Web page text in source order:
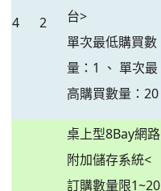
4 2
台>
單次最低購買數
量：1 、 單次最
高購買數量：20
桌上型8Bay網路
附加儲存系統<
訂購數量限1~20